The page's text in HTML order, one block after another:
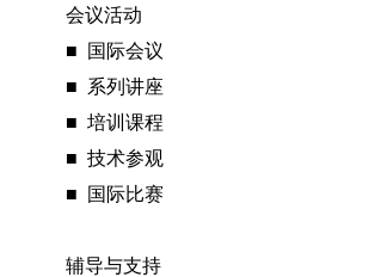
会议活动
■ 国际会议
■ 系列讲座
■ 培训课程
■ 技术参观
■ 国际比赛
辅导与支持